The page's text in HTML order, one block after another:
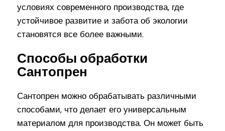
условиях современного производства, где
устойчивое развитие и забота об экологии
становятся все более важными.
Способы обработки
Сантопрен
Сантопрен можно обрабатывать различными
способами, что делает его универсальным
материалом для производства. Он может быть